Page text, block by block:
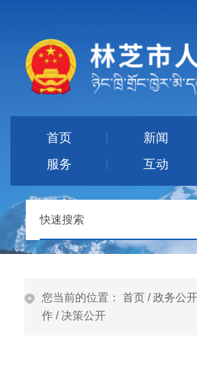
首页 新闻
服务
互动
您当前的位置： 首页 /政务公开
作 / 决策公开